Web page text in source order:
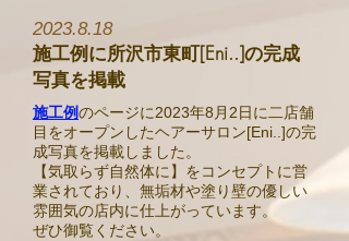
​2023.8.18
施工例に所沢市東町[Eni..]の完成
写真を掲載
施工例のページに2023年8月2日に二店舗
目をオープンしたヘアーサロン[Eni..]の完
成写真を掲載しました。
【気取らず自然体に】をコンセプトに営
業されており、無垢材や塗り壁の優しい
雰囲気の店内に仕上がっています。
​ぜひ御覧ください。